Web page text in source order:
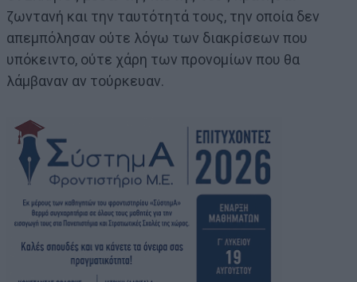
ζωντανή και την ταυτότητά τους, την οποία δεν
απεμπόλησαν ούτε λόγω των διακρίσεων που
υπόκειντο, ούτε χάρη των προνομίων που θα
λάμβαναν αν τούρκευαν.